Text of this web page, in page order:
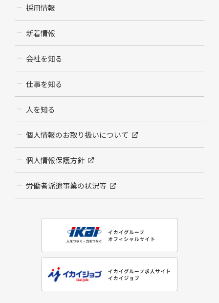
採用情報
新着情報
会社を知る
仕事を知る
人を知る
個人情報のお取り扱いについて
個人情報保護方針
労働者派遣事業の状況等